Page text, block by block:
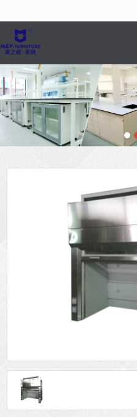
首页 公司介绍 新闻资讯 产品中心 荣誉资质